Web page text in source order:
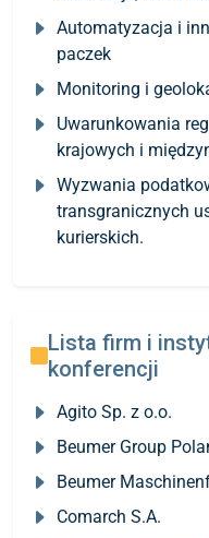
Automatyzacja i
paczek
Monitoring i
Uwarunkowania
krajowych i
Wyzwania
transgranicznych
kurierskich.
Lista firm i
konferencji
Agito Sp. z o.o.
Beumer Group
Beumer
Comarch S.A.